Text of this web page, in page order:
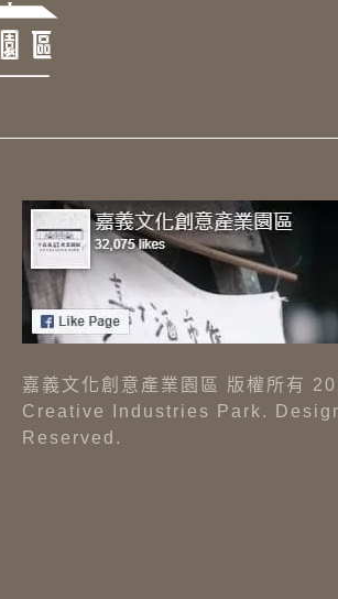
嘉義文化創意產業園區 版權所有
Creative Industries Park.
Reserved.